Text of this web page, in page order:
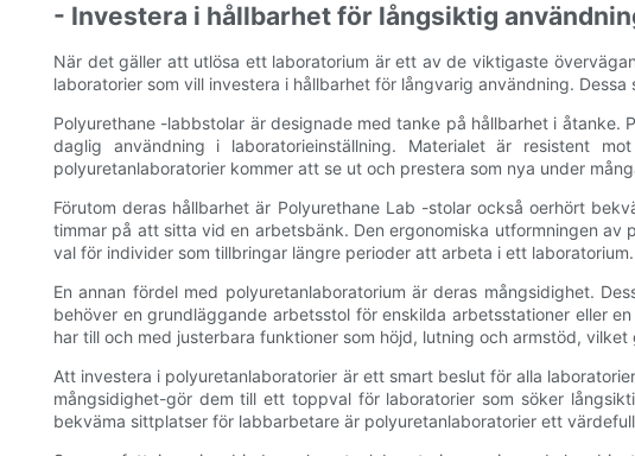
- Investera i hållbarhet för långsiktig
När det gäller att utlösa ett laboratorium är ett av de viktigaste
laboratorier som vill investera i hållbarhet för långvarig användning.
Polyurethane -labbstolar är designade med tanke på hållbarhet i
daglig användning i laboratorieinställning. Materialet är resistent
polyuretanlaboratorier kommer att se ut och prestera som nya under
Förutom deras hållbarhet är Polyurethane Lab -stolar också oerhört
timmar på att sitta vid en arbetsbänk. Den ergonomiska utformningen
val för individer som tillbringar längre perioder att arbeta i ett laboratorium.
En annan fördel med polyuretanlaboratorium är deras mångsidighet.
behöver en grundläggande arbetsstol för enskilda arbetsstationer eller
har till och med justerbara funktioner som höjd, lutning och armstöd,
Att investera i polyuretanlaboratorier är ett smart beslut för alla
mångsidighet-gör dem till ett toppval för laboratorier som söker
bekväma sittplatser för labbarbetare är polyuretanlaboratorier ett